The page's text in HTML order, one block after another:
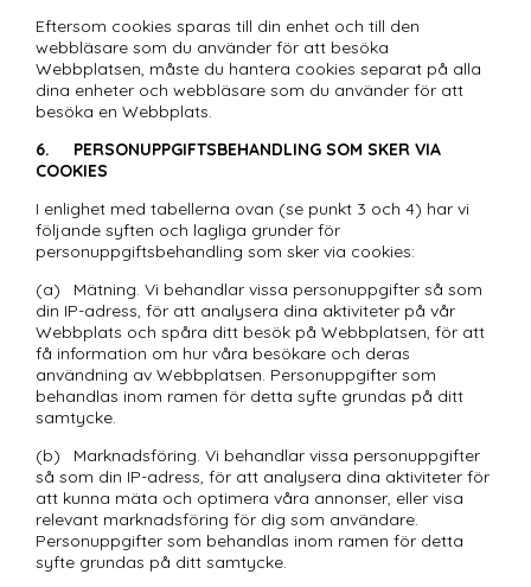
Eftersom cookies sparas till din enhet och till den
webbläsare som du använder för att besöka
Webbplatsen, måste du hantera cookies separat på alla
dina enheter och webbläsare som du använder för att
besöka en Webbplats.
6.	PERSONUPPGIFTSBEHANDLING SOM SKER VIA
COOKIES
I enlighet med tabellerna ovan (se punkt 3 och 4) har vi
följande syften och lagliga grunder för
personuppgiftsbehandling som sker via cookies:
(a)	Mätning. Vi behandlar vissa personuppgifter så som
din IP-adress, för att analysera dina aktiviteter på vår
Webbplats och spåra ditt besök på Webbplatsen, för att
få information om hur våra besökare och deras
användning av Webbplatsen. Personuppgifter som
behandlas inom ramen för detta syfte grundas på ditt
samtycke.
(b)	Marknadsföring. Vi behandlar vissa personuppgifter
så som din IP-adress, för att analysera dina aktiviteter för
att kunna mäta och optimera våra annonser, eller visa
relevant marknadsföring för dig som användare.
Personuppgifter som behandlas inom ramen för detta
syfte grundas på ditt samtycke.